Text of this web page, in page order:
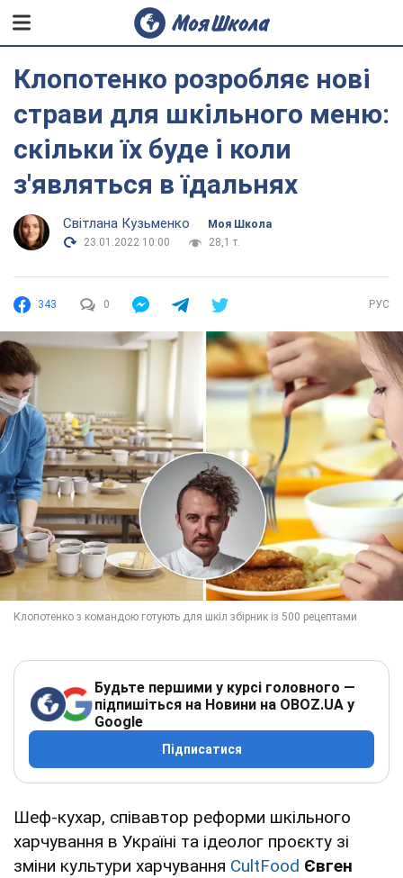
Клопотенко розробляє нові
страви для шкільного меню:
скільки їх буде і коли
з'являться в їдальнях
Світлана Кузьменко
Моя Школа
23.01.2022 10:00
28,1 т.
343 0 РУС
Будьте першими у курсі головного —
підпишіться на Новини на OBOZ.UA у
Google
Підписатися
Шеф-кухар, співавтор реформи шкільного
харчування в Україні та ідеолог проєкту зі
зміни культури харчування CultFood Євген